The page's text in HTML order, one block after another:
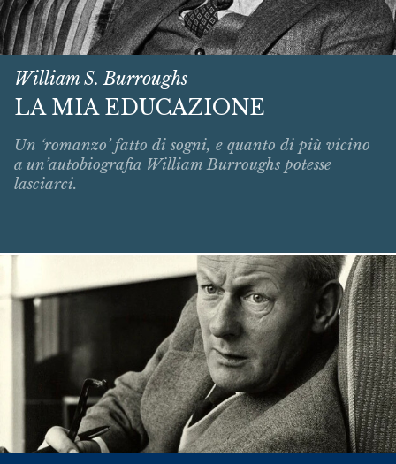
William S. Burroughs
LA MIA EDUCAZIONE
Un ‘romanzo’ fatto di sogni, e quanto di più vicino
a un’autobiografia William Burroughs potesse
lasciarci.